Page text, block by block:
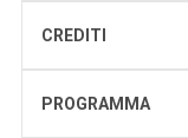
CREDITI
PROGRAMMA